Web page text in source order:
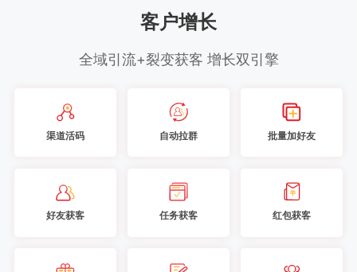
客户增长
全域引流+裂变获客 增长双引擎
渠道活码 自动拉群 批量加好友
好友获客 任务获客 红包获客